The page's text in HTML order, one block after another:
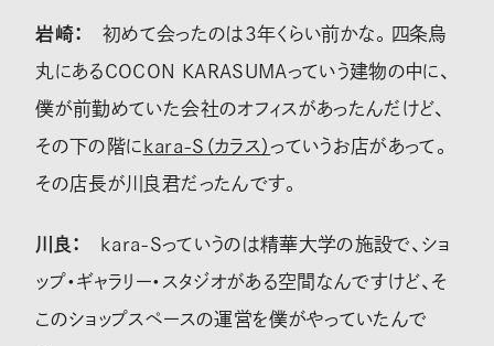
岩崎： 初めて会ったのは3年くらい前かな。四条烏
丸にあるCOCON KARASUMAっていう建物の中に、
僕が前勤めていた会社のオフィスがあったんだけど、
その下の階に kara-S（カラス）っていうお店があって。
その店長が川良君だったんです。
川良：
kara-Sっていうのは精華大学の施設で、ショ
ップ・ギャラリー・スタジオがある空間なんですけど、そ
このショップスペースの運営を僕がやっていたんで